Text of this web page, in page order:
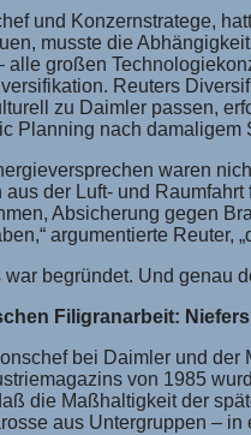
und Konzernstratege,
musste die
alle großen
Reuters
zu Daimler passen,
Planning nach damaligem
waren
aus der Luft- und
Absicherung gegen
argumentierte
begründet. Und genau
Filigranarbeit:
bei Daimler und
von 1985
die Maßhaltigkeit der
aus Untergruppen –